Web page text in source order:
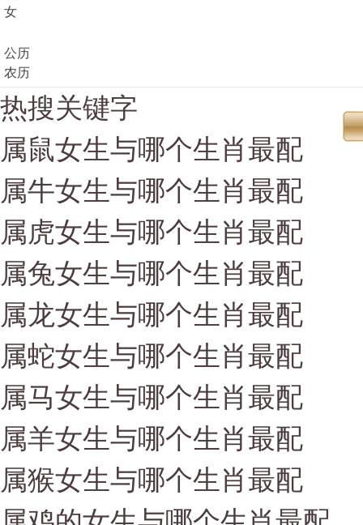
女
公历
农历
热搜关键字
属鼠女生与哪个生肖最配
属牛女生与哪个生肖最配
属虎女生与哪个生肖最配
属兔女生与哪个生肖最配
属龙女生与哪个生肖最配
属蛇女生与哪个生肖最配
属马女生与哪个生肖最配
属羊女生与哪个生肖最配
属猴女生与哪个生肖最配